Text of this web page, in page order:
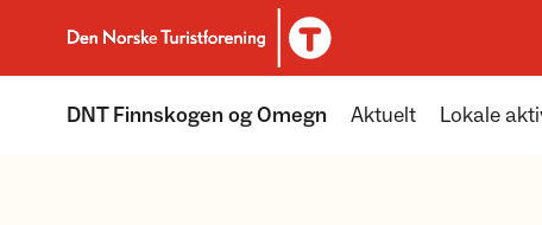
Til DNT.no forside
DNT Finnskogen og Omegn Aktuelt Lokale